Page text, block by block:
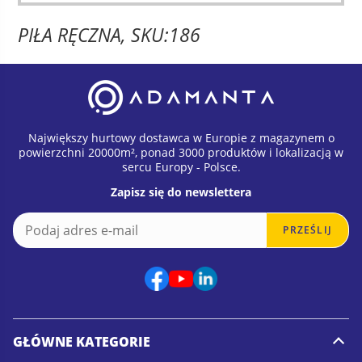
PIŁA RĘCZNA, SKU:186
Największy hurtowy dostawca w Europie z magazynem o
powierzchni 20000m², ponad 3000 produktów i lokalizacją w
sercu Europy - Polsce.
Zapisz się do newslettera
a
m
a
i
E
m
PRZEŚLIJ
GŁÓWNE KATEGORIE